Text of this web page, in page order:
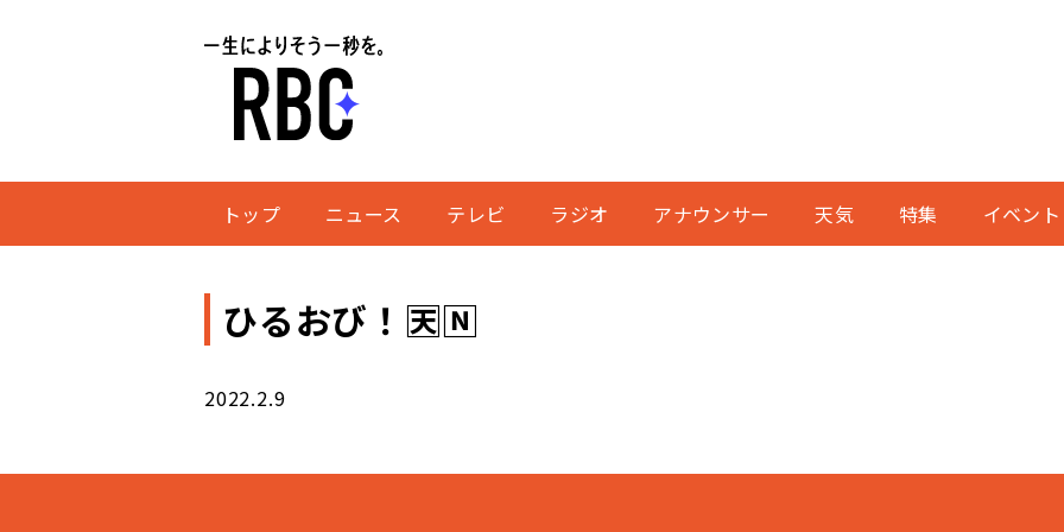
トップ ニュース テレビ ラジオ アナウンサー 天気 特集 イベント
ひるおび！🈗🄽
2022.2.9